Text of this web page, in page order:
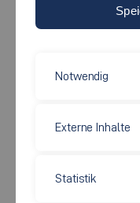
LAB (VAL)
29.01.2025Notwendig
Externe Inhalte
Statistik